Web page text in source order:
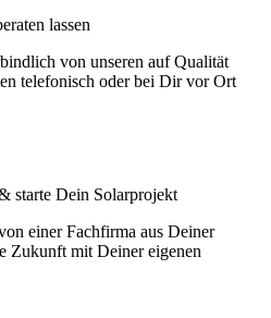
lassen
von unseren auf Qualität
telefonisch oder bei Dir vor Ort
starte Dein Solarprojekt
einer Fachfirma aus Deiner
Zukunft mit Deiner eigenen